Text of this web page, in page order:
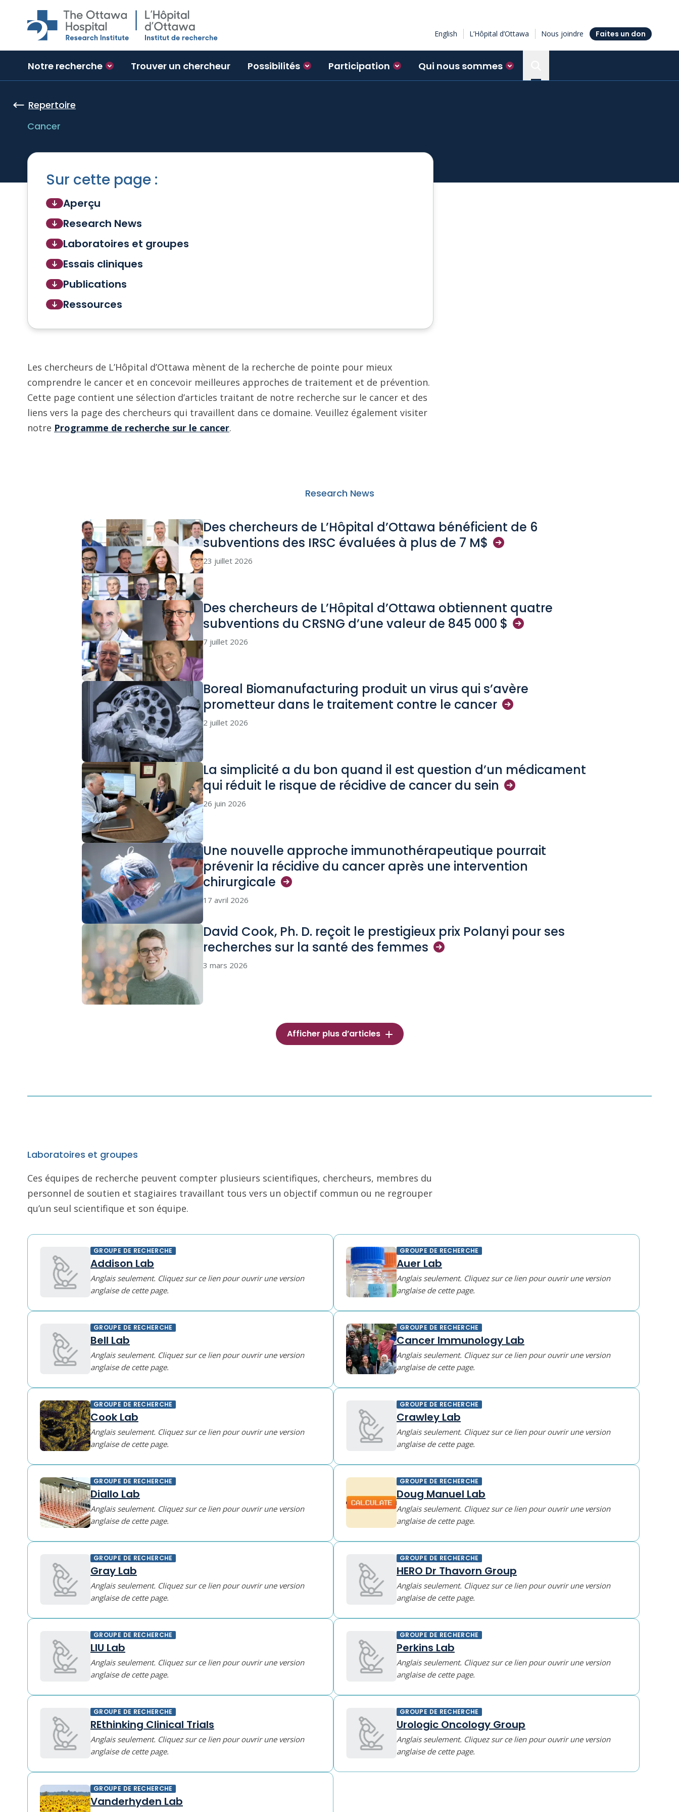
Skip to main content
English L’Hôpital d’Ottawa Nous joindre Faites un don
Notre recherche Trouver un chercheur Possibilités Participation Qui nous sommes
Repertoire
Cancer
Sur cette page :
Aperçu
Research News
Laboratoires et groupes
Essais cliniques
Publications
Ressources
Les chercheurs de L’Hôpital d’Ottawa mènent de la recherche de pointe pour mieux
comprendre le cancer et en concevoir meilleures approches de traitement et de prévention.
Cette page contient une sélection d’articles traitant de notre recherche sur le cancer et des
liens vers la page des chercheurs qui travaillent dans ce domaine. Veuillez également visiter
notre Programme de recherche sur le cancer.
Research News
Des chercheurs de L’Hôpital d’Ottawa bénéficient de 6
subventions des IRSC évaluées à plus de 7 M$
23 juillet 2026
Des chercheurs de L’Hôpital d’Ottawa obtiennent quatre
subventions du CRSNG d’une valeur de 845 000 $
7 juillet 2026
Boreal Biomanufacturing produit un virus qui s’avère
prometteur dans le traitement contre le cancer
2 juillet 2026
La simplicité a du bon quand il est question d’un médicament
qui réduit le risque de récidive de cancer du sein
26 juin 2026
Une nouvelle approche immunothérapeutique pourrait
prévenir la récidive du cancer après une intervention
chirurgicale
17 avril 2026
David Cook, Ph. D. reçoit le prestigieux prix Polanyi pour ses
recherches sur la santé des femmes
3 mars 2026
Afficher plus d’articles
Laboratoires et groupes
Ces équipes de recherche peuvent compter plusieurs scientifiques, chercheurs, membres du
personnel de soutien et stagiaires travaillant tous vers un objectif commun ou ne regrouper
qu’un seul scientifique et son équipe.
GROUPE DE RECHERCHE
Addison Lab
Anglais seulement. Cliquez sur ce lien pour ouvrir une version
anglaise de cette page.
GROUPE DE RECHERCHE
Auer Lab
Anglais seulement. Cliquez sur ce lien pour ouvrir une version
anglaise de cette page.
GROUPE DE RECHERCHE
Bell Lab
Anglais seulement. Cliquez sur ce lien pour ouvrir une version
anglaise de cette page.
GROUPE DE RECHERCHE
Cancer Immunology Lab
Anglais seulement. Cliquez sur ce lien pour ouvrir une version
anglaise de cette page.
GROUPE DE RECHERCHE
Cook Lab
Anglais seulement. Cliquez sur ce lien pour ouvrir une version
anglaise de cette page.
GROUPE DE RECHERCHE
Crawley Lab
Anglais seulement. Cliquez sur ce lien pour ouvrir une version
anglaise de cette page.
GROUPE DE RECHERCHE
Diallo Lab
Anglais seulement. Cliquez sur ce lien pour ouvrir une version
anglaise de cette page.
GROUPE DE RECHERCHE
Doug Manuel Lab
Anglais seulement. Cliquez sur ce lien pour ouvrir une version
anglaise de cette page.
GROUPE DE RECHERCHE
Gray Lab
Anglais seulement. Cliquez sur ce lien pour ouvrir une version
anglaise de cette page.
GROUPE DE RECHERCHE
HERO Dr Thavorn Group
Anglais seulement. Cliquez sur ce lien pour ouvrir une version
anglaise de cette page.
GROUPE DE RECHERCHE
LIU Lab
Anglais seulement. Cliquez sur ce lien pour ouvrir une version
anglaise de cette page.
GROUPE DE RECHERCHE
Perkins Lab
Anglais seulement. Cliquez sur ce lien pour ouvrir une version
anglaise de cette page.
GROUPE DE RECHERCHE
REthinking Clinical Trials
Anglais seulement. Cliquez sur ce lien pour ouvrir une version
anglaise de cette page.
GROUPE DE RECHERCHE
Urologic Oncology Group
Anglais seulement. Cliquez sur ce lien pour ouvrir une version
anglaise de cette page.
GROUPE DE RECHERCHE
Vanderhyden Lab